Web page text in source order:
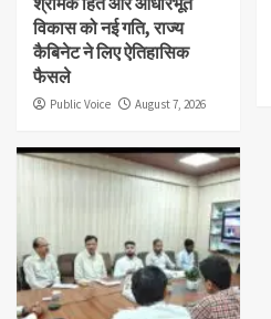
विकास को नई गति, राज्य
कैबिनेट ने लिए ऐतिहासिक
फैसले
Public Voice August 7, 2026